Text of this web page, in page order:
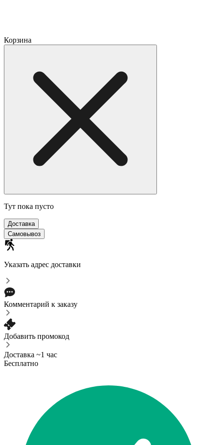
Корзина
Тут пока пусто
Доставка
Самовывоз
Указать адрес доставки
Комментарий к заказу
Добавить промокод
Доставка ~1 час
Бесплатно